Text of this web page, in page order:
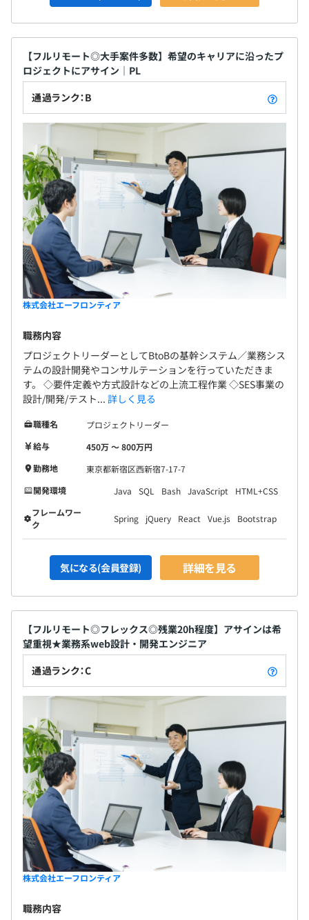
【フルリモート◎大手案件多数】希望のキャリアに沿ったプ
ロジェクトにアサイン｜PL
通過ランク：B
株式会社エーフロンティア
職務内容
プロジェクトリーダーとしてBtoBの基幹システム／業務シス
テムの設計開発やコンサルテーションを行っていただきま
す。 ◇要件定義や方式設計などの上流工程作業 ◇SES事業の
設計/開発/テスト... 詳しく見る
職種名
プロジェクトリーダー
給与
450万 〜 800万円
勤務地
東京都新宿区西新宿7-17-7
開発環境
Java SQL Bash JavaScript
HTML+CSS
フレームワー
ク
Spring jQuery React Vue.js Bootstrap
気になる(会員登録) 詳細を見る
【フルリモート◎フレックス◎残業20h程度】アサインは希
望重視★業務系web設計・開発エンジニア
通過ランク：C
株式会社エーフロンティア
職務内容